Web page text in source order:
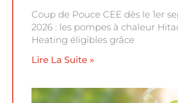
Coup de Pouce CEE dès le 1er
2026 : les pompes à chaleur
Heating éligibles grâce
Lire La Suite »